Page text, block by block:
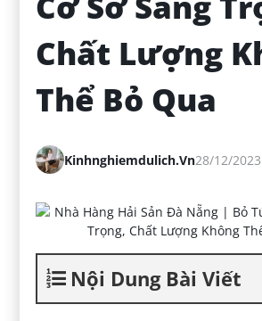
Chất Lượng
Thể Bỏ Qua
Kinhnghiemdulich.vn28/12/2023
Nội Dung Bài Viết